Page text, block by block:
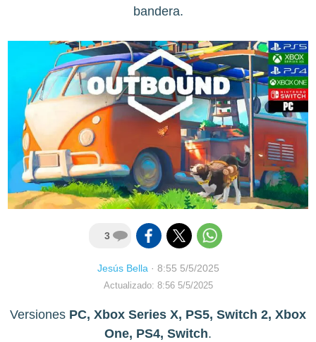
bandera.
3
Jesús Bella · 8:55 5/5/2025
Actualizado: 8:56 5/5/2025
Versiones PC, Xbox Series X, PS5, Switch 2, Xbox
One, PS4, Switch.